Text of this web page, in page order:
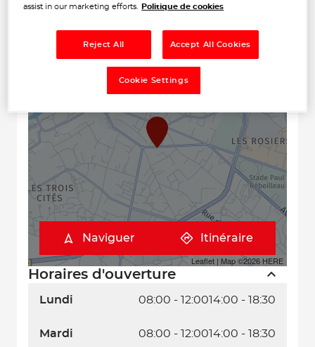
Horaires d'ouverture
Lundi 08:00 - 12:0014:00 - 18:30
Mardi 08:00 - 12:0014:00 - 18:30
+
Leaflet | Map ©2026 HERE
Naviguer Itinéraire
assist in our marketing efforts.
Politique de cookies
Reject All Accept All Cookies
Cookie Settings